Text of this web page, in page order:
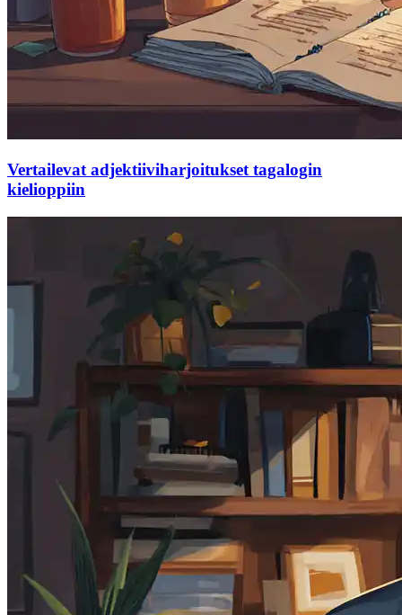
Vertailevat adjektiiviharjoitukset tagalogin
kielioppiin